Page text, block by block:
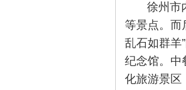
徐州市
等景点。而
乱石如群羊
纪念馆。中
化旅游景区